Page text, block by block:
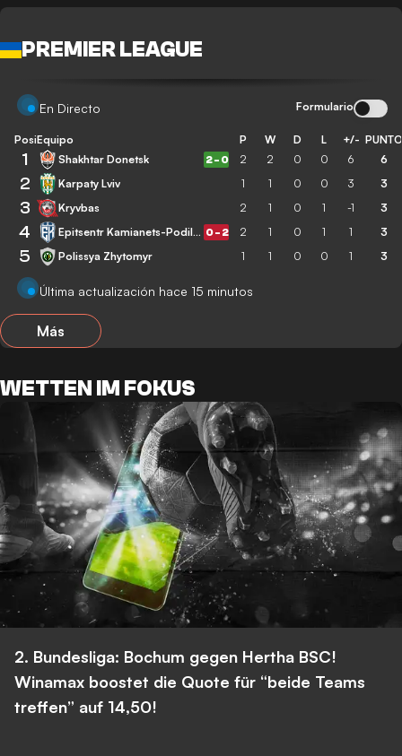
PREMIER LEAGUE
En Directo Formulario
Posición
Equipo P W D L +/-
1 Shakhtar Donetsk 2- 0 2 2 0 0 6 6
2 Karpaty Lviv 1 1 0 0 3 3
3 Kryvbas 2 1 0 1 -1 3
4 Epitsentr Kamianets-Podilskyi 0- 2 2 1 0 1 1 3
5 Polissya Zhytomyr 1 1 0 0 1 3
Última actualización hace 15 minutos
Más
WETTEN IM FOKUS
2. Bundesliga: Bochum gegen Hertha BSC!
Winamax boostet die Quote für “beide Teams
treffen” auf 14,50!